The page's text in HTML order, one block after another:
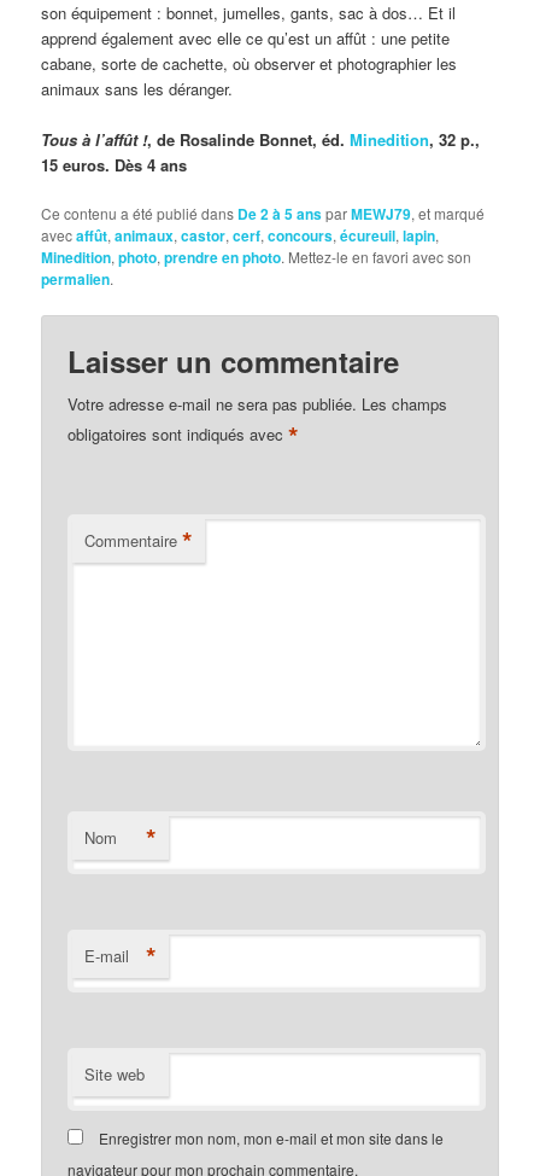
son équipement : bonnet, jumelles, gants, sac à dos… Et il
apprend également avec elle ce qu’est un affût : une petite
cabane, sorte de cachette, où observer et photographier les
animaux sans les déranger.
Tous à l’affût !, de Rosalinde Bonnet, éd.Minedition, 32 p.,
15 euros. Dès 4 ans
Ce contenu a été publié dans De 2 à 5 ansparMEWJ79, et marqué
avecaffût,animaux,castor,cerf,concours,écureuil,lapin,
Minedition,photo,prendre en photo. Mettez-le en favori avec son
permalien.
Laisser un commentaire
Votre adresse e-mail ne sera pas publiée. Les champs
obligatoires sont indiqués avec*
Commentaire *
Nom *
E-mail *
Site web
Enregistrer mon nom, mon e-mail et mon site dans le
navigateur pour mon prochain commentaire.